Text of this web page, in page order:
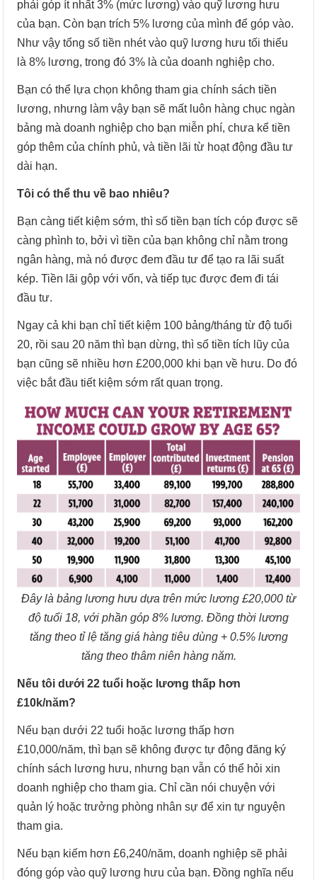
phải góp ít nhất 3% (mức lương) vào quỹ lương hưu
của bạn. Còn bạn trích 5% lương của mình để góp vào.
Như vậy tổng số tiền nhét vào quỹ lương hưu tối thiểu
là 8% lương, trong đó 3% là của doanh nghiệp cho.
Bạn có thể lựa chọn không tham gia chính sách tiền
lương, nhưng làm vậy bạn sẽ mất luôn hàng chục ngàn
bảng mà doanh nghiệp cho bạn miễn phí, chưa kể tiền
góp thêm của chính phủ, và tiền lãi từ hoạt động đầu tư
dài hạn.
Tôi có thể thu về bao nhiêu?
Bạn càng tiết kiệm sớm, thì số tiền bạn tích cóp được sẽ
càng phình to, bởi vì tiền của bạn không chỉ nằm trong
ngân hàng, mà nó được đem đầu tư để tạo ra lãi suất
kép. Tiền lãi gộp với vốn, và tiếp tục được đem đi tái
đầu tư.
Ngay cả khi bạn chỉ tiết kiệm 100 bảng/tháng từ độ tuổi
20, rồi sau 20 năm thì bạn dừng, thì số tiền tích lũy của
bạn cũng sẽ nhiều hơn £200,000 khi bạn về hưu. Do đó
việc bắt đầu tiết kiệm sớm rất quan trọng.
Đây là bảng lương hưu dựa trên mức lương £20,000 từ
độ tuổi 18, với phần góp 8% lương. Đồng thời lương
tăng theo tỉ lệ tăng giá hàng tiêu dùng + 0.5% lương
tăng theo thâm niên hàng năm.
Nếu tôi dưới 22 tuổi hoặc lương thấp hơn
£10k/năm?
Nếu bạn dưới 22 tuổi hoặc lương thấp hơn
£10,000/năm, thì bạn sẽ không được tự động đăng ký
chính sách lương hưu, nhưng bạn vẫn có thể hỏi xin
doanh nghiệp cho tham gia. Chỉ cần nói chuyện với
quản lý hoặc trưởng phòng nhân sự để xin tự nguyện
tham gia.
Nếu bạn kiếm hơn £6,240/năm, doanh nghiệp sẽ phải
đóng góp vào quỹ lương hưu của bạn. Đồng nghĩa nếu